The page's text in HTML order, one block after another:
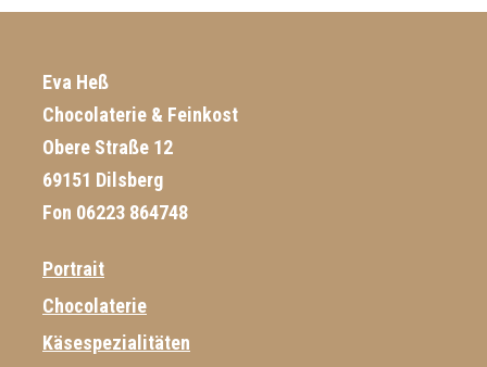
Eva Heß
Chocolaterie & Feinkost
Obere Straße 12
69151 Dilsberg
Fon 06223 864748
Portrait
Chocolaterie
Käsespezialitäten